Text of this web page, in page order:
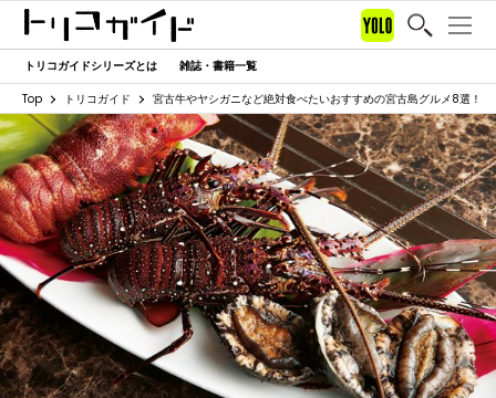
トリコガイドシリーズとは 雑誌・書籍一覧
Top トリコガイド 宮古牛やヤシガニなど絶対食べたいおすすめの宮古島グルメ8選！